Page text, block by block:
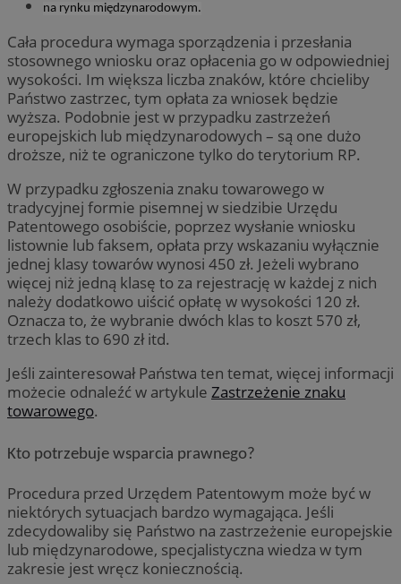
na rynku międzynarodowym.
Cała procedura wymaga sporządzenia i przesłania
stosownego wniosku oraz opłacenia go w odpowiedniej
wysokości. Im większa liczba znaków, które chcieliby
Państwo zastrzec, tym opłata za wniosek będzie
wyższa. Podobnie jest w przypadku zastrzeżeń
europejskich lub międzynarodowych – są one dużo
droższe, niż te ograniczone tylko do terytorium RP.
W przypadku zgłoszenia znaku towarowego w
tradycyjnej formie pisemnej w siedzibie Urzędu
Patentowego osobiście, poprzez wysłanie wniosku
listownie lub faksem, opłata przy wskazaniu wyłącznie
jednej klasy towarów wynosi 450 zł. Jeżeli wybrano
więcej niż jedną klasę to za rejestrację w każdej z nich
należy dodatkowo uiścić opłatę w wysokości 120 zł.
Oznacza to, że wybranie dwóch klas to koszt 570 zł,
trzech klas to 690 zł itd.
Jeśli zainteresował Państwa ten temat, więcej informacji
możecie odnaleźć w artykule Zastrzeżenie znaku
towarowego.
Kto potrzebuje wsparcia prawnego?
Procedura przed Urzędem Patentowym może być w
niektórych sytuacjach bardzo wymagająca. Jeśli
zdecydowaliby się Państwo na zastrzeżenie europejskie
lub międzynarodowe, specjalistyczna wiedza w tym
zakresie jest wręcz koniecznością.